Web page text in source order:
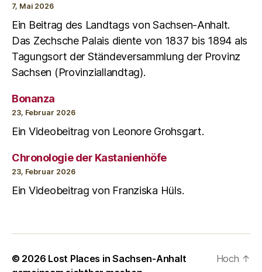
7, Mai 2026
Ein Beitrag des Landtags von Sachsen-Anhalt.
Das Zechsche Palais diente von 1837 bis 1894 als
Tagungsort der Ständeversammlung der Provinz
Sachsen (Provinziallandtag).
Bonanza
23, Februar 2026
Ein Videobeitrag von Leonore Grohsgart.
Chronologie der Kastanienhöfe
23, Februar 2026
Ein Videobeitrag von Franziska Hüls.
© 2026 Lost Places in Sachsen-Anhalt
Hoch ↑